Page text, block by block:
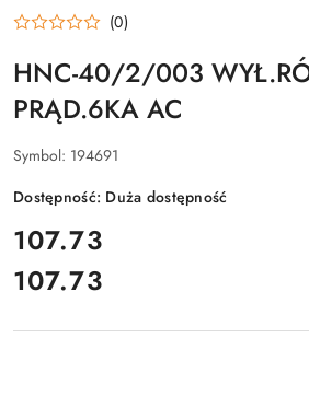
(0)
HNC-40/2/003
PRĄD.6KA AC
Symbol: 194691
Dostępność: Duża dostępność
cena:
107.73
Cena:
107.73